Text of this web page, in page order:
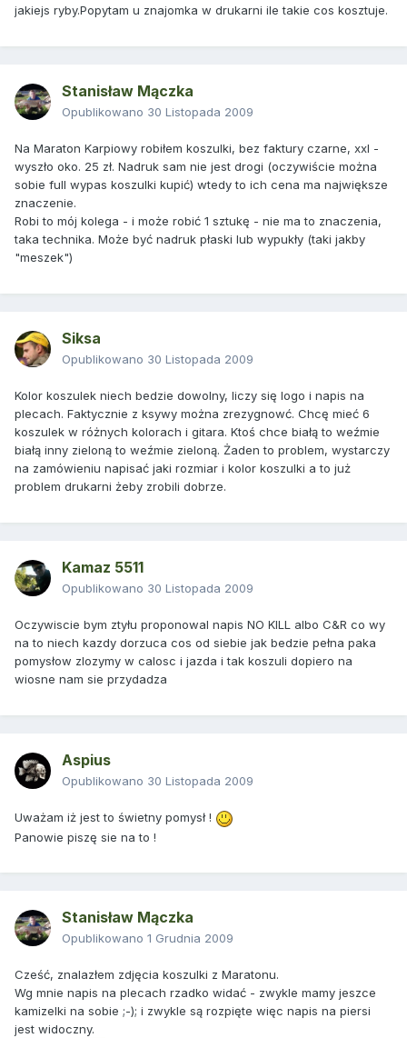
jakiejs ryby.Popytam u znajomka w drukarni ile takie cos kosztuje.
Stanisław Mączka
Opublikowano 30 Listopada 2009
Na Maraton Karpiowy robiłem koszulki, bez faktury czarne, xxl -
wyszło oko. 25 zł. Nadruk sam nie jest drogi (oczywiście można
sobie full wypas koszulki kupić) wtedy to ich cena ma największe
znaczenie.
Robi to mój kolega - i może robić 1 sztukę - nie ma to znaczenia,
taka technika. Może być nadruk płaski lub wypukły (taki jakby
"meszek")
Siksa
Opublikowano 30 Listopada 2009
Kolor koszulek niech bedzie dowolny, liczy się logo i napis na
plecach. Faktycznie z ksywy można zrezygnowć. Chcę mieć 6
koszulek w różnych kolorach i gitara. Ktoś chce białą to weźmie
białą inny zieloną to weźmie zieloną. Żaden to problem, wystarczy
na zamówieniu napisać jaki rozmiar i kolor koszulki a to już
problem drukarni żeby zrobili dobrze.
Kamaz 5511
Opublikowano 30 Listopada 2009
Oczywiscie bym ztyłu proponowal napis NO KILL albo C&R co wy
na to niech kazdy dorzuca cos od siebie jak bedzie pełna paka
pomysłow zlozymy w calosc i jazda i tak koszuli dopiero na
wiosne nam sie przydadza
Aspius
Opublikowano 30 Listopada 2009
Uważam iż jest to świetny pomysł !
Panowie piszę sie na to !
Stanisław Mączka
Opublikowano 1 Grudnia 2009
Cześć, znalazłem zdjęcia koszulki z Maratonu.
Wg mnie napis na plecach rzadko widać - zwykle mamy jeszce
kamizelki na sobie ;-); i zwykle są rozpięte więc napis na piersi
jest widoczny.